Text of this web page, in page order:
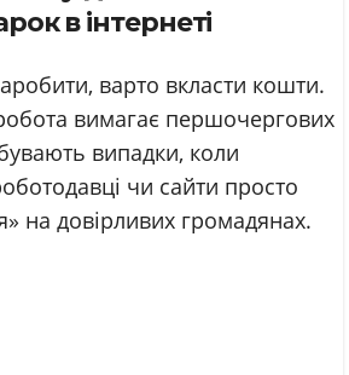
в інтернеті
варто вкласти кошти.
вимагає першочергових
випадки, коли
чи сайти просто
на довірливих громадянах.